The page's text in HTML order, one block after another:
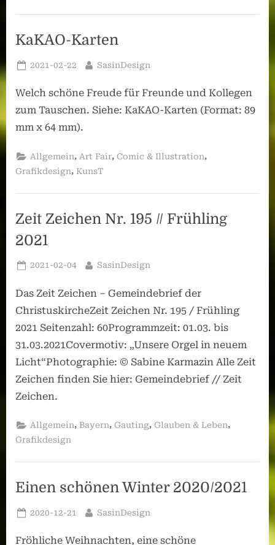
KaKAO-Karten
Posted
2021-02-22 By
SasinDesign
Welch schöne Freude für Freunde und Kollegen
zum Tauschen. Siehe: KaKAO-Karten (Format: 89
mm x 64 mm).
Allgemein, Art Fair, Comic & Illustration,
Grafikdesign, KunsT
Zeit Zeichen Nr. 195 // Frühling
2021
Posted
2021-02-04 By
SasinDesign
Das Zeit Zeichen – Gemeindebrief der
ChristuskircheZeit Zeichen Nr. 195 / Frühling
2021 Seitenzahl: 60Programmzeit: 01.03. bis
31.03.2021Covermotiv: „Unsere Orgel in neuem
Licht“Photographie: © Sabine Karmazin Alle Zeit
Zeichen finden Sie hier: Gemeindebrief // Zeit
Zeichen.
Allgemein, Bayern, Gauting, Glauben & Leben,
Grafikdesign
Einen schönen Winter 2020/2021
Posted
2020-12-21 By
SasinDesign
Fröhliche Weihnachten, eine schöne